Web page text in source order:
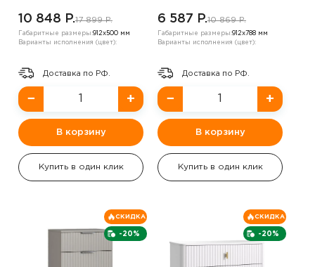
10 848 P.17 899 P.
Габаритные размеры:912х500 мм
Варианты исполнения (цвет):
Доставка по РФ.
− +
В корзину
Купить в один клик
6 587 P.10 869 P.
Габаритные размеры:912х788 мм
Варианты исполнения (цвет):
Доставка по РФ.
− +
В корзину
Купить в один клик
-20%
СКИДКА
-20%
СКИДКА